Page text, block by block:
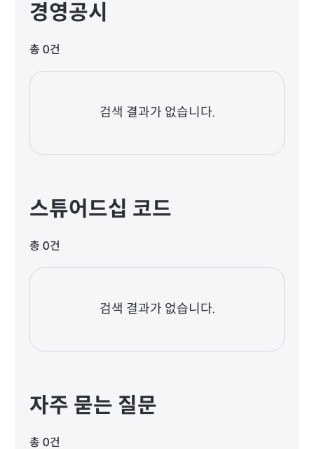
경영공시
총 0건
검색 결과가 없습니다.
스튜어드십 코드
총 0건
검색 결과가 없습니다.
자주 묻는 질문
총 0건